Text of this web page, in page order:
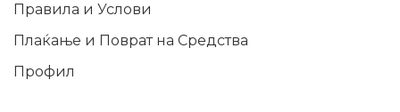
Правила и Услови
Плаќање и Поврат на Средства
Профил